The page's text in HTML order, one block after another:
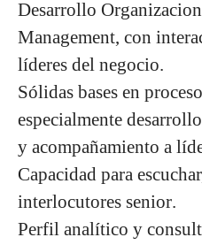
Desarrollo
Management, con
líderes del negocio.
Sólidas bases en
especialmente
y acompañamiento a
Capacidad para
interlocutores senior.
Perfil analítico y